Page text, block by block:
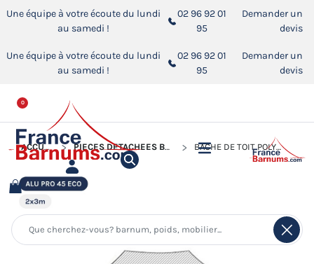
Une équipe à votre écoute du lundi
au samedi !
02 96 92 01
95
Demander un
devis
Une équipe à votre écoute du lundi
au samedi !
02 96 92 01
95
Demander un
devis
0
ACCUEIL PIÈCES DÉTACHÉES BARNUMS PLIANTS BÂCHE DE TOIT POLYESTER 320G/M² POUR BARNUM PLIANT ALU PRO 45 ECO